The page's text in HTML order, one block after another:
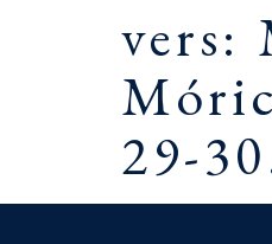
vers:
29-